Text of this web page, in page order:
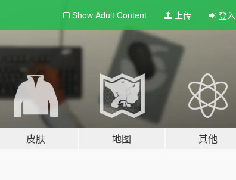
Show Adult Content 上传 登入
皮肤 地图 其他